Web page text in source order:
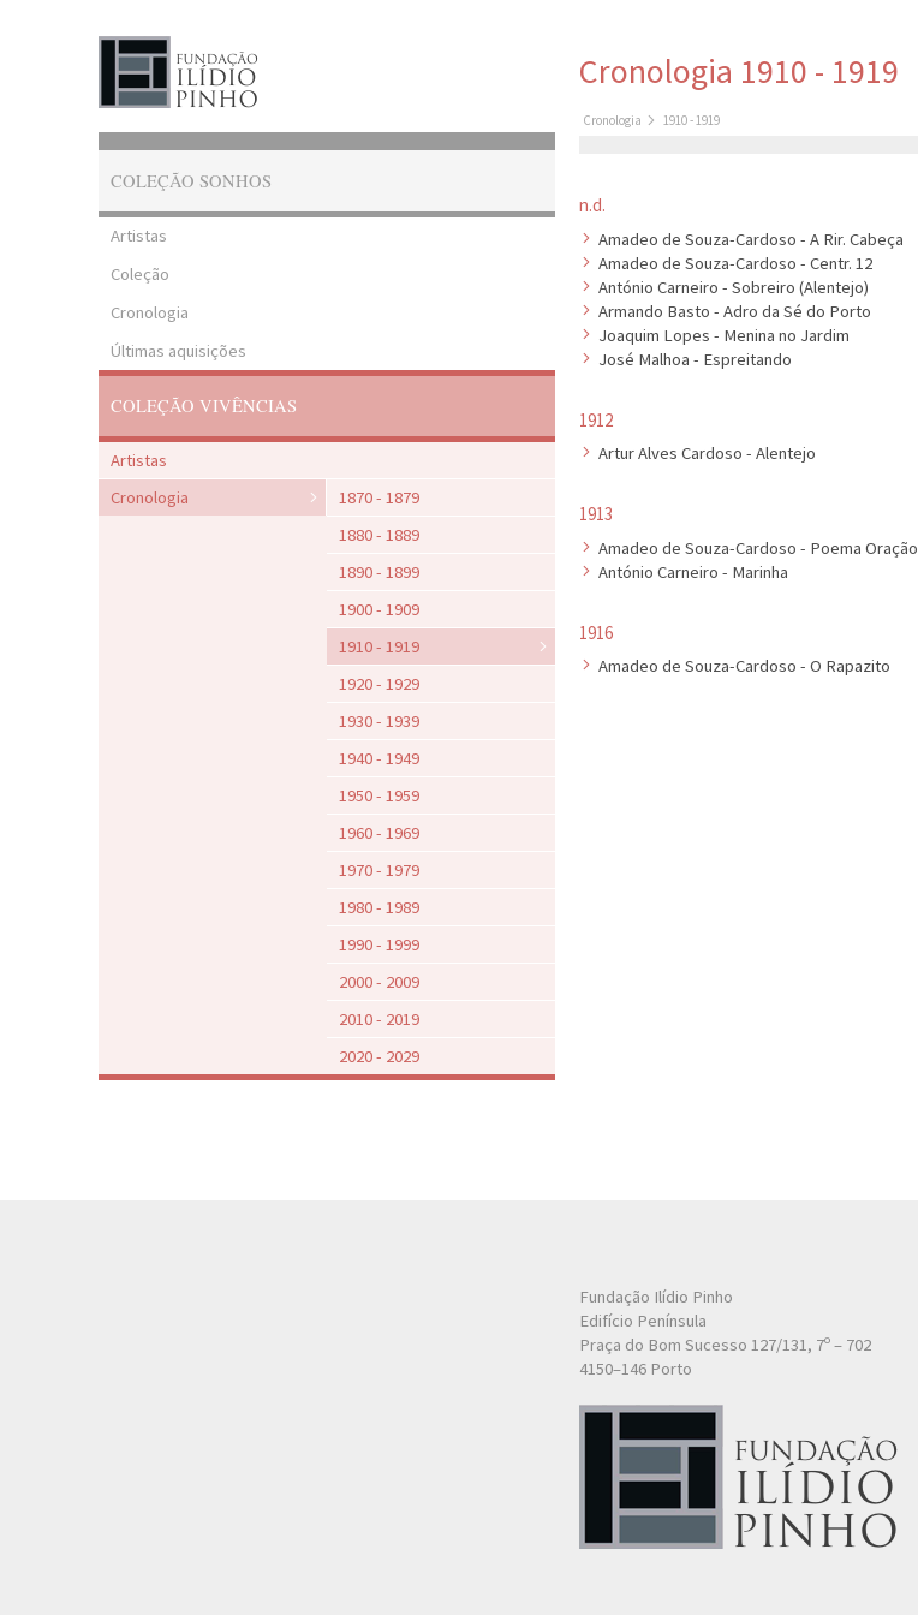
COLEÇÃO SONHOS
Artistas
Coleção
Cronologia
Últimas aquisições
COLEÇÃO VIVÊNCIAS
Artistas
Cronologia
1870 - 1879
1880 - 1889
1890 - 1899
1900 - 1909
1910 - 1919
1920 - 1929
1930 - 1939
1940 - 1949
1950 - 1959
1960 - 1969
1970 - 1979
1980 - 1989
1990 - 1999
2000 - 2009
2010 - 2019
2020 - 2029
Cronologia 1910 - 1919
Cronologia 1910 - 1919
n.d.
Amadeo de Souza-Cardoso - A Rir. Cabeça
Amadeo de Souza-Cardoso - Centr. 12
António Carneiro - Sobreiro (Alentejo)
Armando Basto - Adro da Sé do Porto
Joaquim Lopes - Menina no Jardim
José Malhoa - Espreitando
1912
Artur Alves Cardoso - Alentejo
1913
Amadeo de Souza-Cardoso - Poema Oração
António Carneiro - Marinha
1916
Amadeo de Souza-Cardoso - O Rapazito
Fundação Ilídio Pinho
Edifício Península
Praça do Bom Sucesso 127/131, 7º – 702
4150–146 Porto